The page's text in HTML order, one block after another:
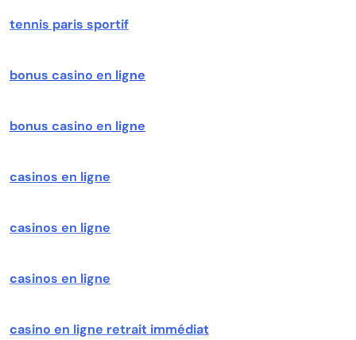
tennis paris sportif
bonus casino en ligne
bonus casino en ligne
casinos en ligne
casinos en ligne
casinos en ligne
casino en ligne retrait immédiat